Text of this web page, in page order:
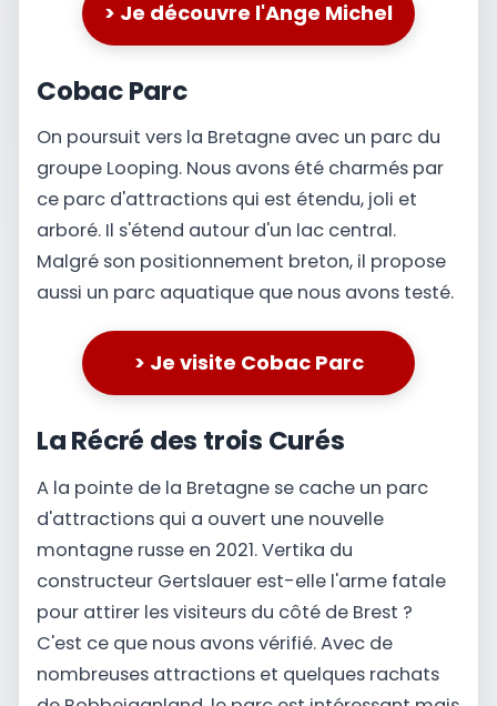
> Je découvre l'Ange Michel
Cobac Parc
On poursuit vers la Bretagne avec un parc du
groupe Looping. Nous avons été charmés par
ce parc d'attractions qui est étendu, joli et
arboré. Il s'étend autour d'un lac central.
Malgré son positionnement breton, il propose
aussi un parc aquatique que nous avons testé.
> Je visite Cobac Parc
La Récré des trois Curés
A la pointe de la Bretagne se cache un parc
d'attractions qui a ouvert une nouvelle
montagne russe en 2021. Vertika du
constructeur Gertslauer est-elle l'arme fatale
pour attirer les visiteurs du côté de Brest ?
C'est ce que nous avons vérifié. Avec de
nombreuses attractions et quelques rachats